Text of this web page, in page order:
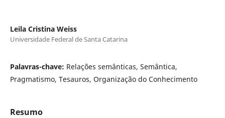
Leila Cristina Weiss
Universidade Federal de Santa Catarina
Palavras-chave: Relações semânticas, Semântica,
Pragmatismo, Tesauros, Organização do Conhecimento
Resumo